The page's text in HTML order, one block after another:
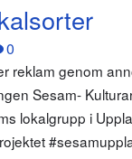
0
reklam genom
Sesam-
lokalgrupp i